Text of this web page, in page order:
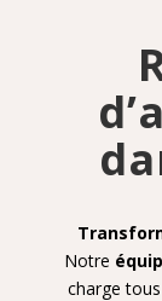
Notre
charge